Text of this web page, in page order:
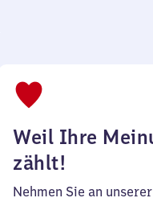
Weil Ihre
zählt!
Nehmen Sie an unserer